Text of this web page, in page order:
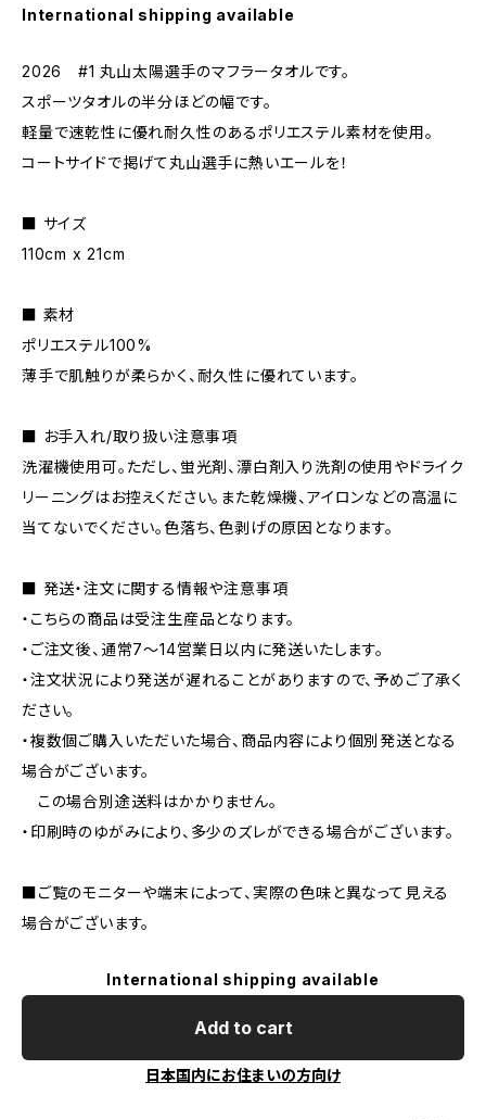
International shipping available
2026 #1 丸山太陽選手のマフラータオルです。
スポーツタオルの半分ほどの幅です。
軽量で速乾性に優れ耐久性のあるポリエステル素材を使用。
コートサイドで掲げて丸山選手に熱いエールを！
■ サイズ
110cm x 21cm
■ 素材
ポリエステル100%
薄手で肌触りが柔らかく、耐久性に優れています。
■ お手入れ/取り扱い注意事項
洗濯機使用可。ただし、蛍光剤、漂白剤入り洗剤の使用やドライク
リーニングはお控えください。また乾燥機、アイロンなどの高温に
当てないでください。色落ち、色剥げの原因となります。
■ 発送・注文に関する情報や注意事項
・こちらの商品は受注生産品となります。
・ご注文後、通常7〜14営業日以内に発送いたします。
・注文状況により発送が遅れることがありますので、予めご了承く
ださい。
・複数個ご購入いただいた場合、商品内容により個別発送となる
場合がございます。
この場合別途送料はかかりません。
・印刷時のゆがみにより、多少のズレができる場合がございます。
■ご覧のモニターや端末によって、実際の色味と異なって見える
場合がございます。
International shipping available
Add to cart
日本国内にお住まいの方向け